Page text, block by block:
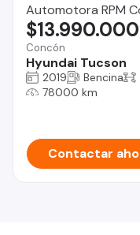
Automotora RPM
Concón
Hyundai Tucson
$13.990.000
2019 Bencina
78000 km
Contactar